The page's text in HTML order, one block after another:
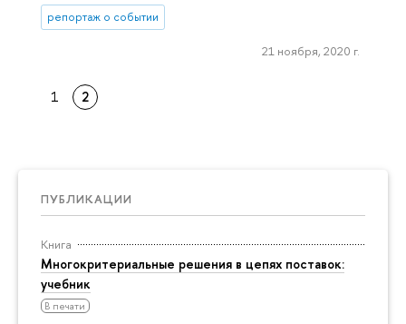
ПУБЛИКАЦИИ
Книга
Многокритериальные решения в цепях поставок:
учебник
В печати
репортаж о событии
21 ноября, 2020 г.
1 2